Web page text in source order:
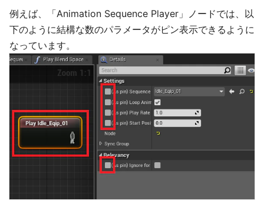
例えば、「Animation Sequence Player」ノードでは、以
下のように結構な数のパラメータがピン表示できるように
なっています。